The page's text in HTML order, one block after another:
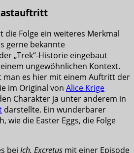
die Folge ein weiteres Merkmal
gerne bekannte
„Trek“-Historie eingebaut
ungewöhnlichen Kontext.
man es hier mit einem Auftritt der
im Original von Alice Krige
Charakter ja unter anderem in
darstellte. Ein wunderbarer
wie die Easter Eggs, die Folge
bei Ich, Excretus mit einer Episode